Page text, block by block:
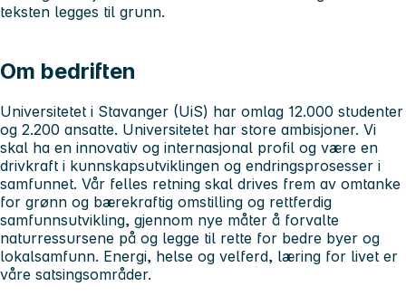
teksten legges til grunn.
Om bedriften
Universitetet i Stavanger (UiS) har omlag 12.000 studenter
og 2.200 ansatte. Universitetet har store ambisjoner. Vi
skal ha en innovativ og internasjonal profil og være en
drivkraft i kunnskapsutviklingen og endringsprosesser i
samfunnet. Vår felles retning skal drives frem av omtanke
for grønn og bærekraftig omstilling og rettferdig
samfunnsutvikling, gjennom nye måter å forvalte
naturressursene på og legge til rette for bedre byer og
lokalsamfunn. Energi, helse og velferd, læring for livet er
våre satsingsområder.